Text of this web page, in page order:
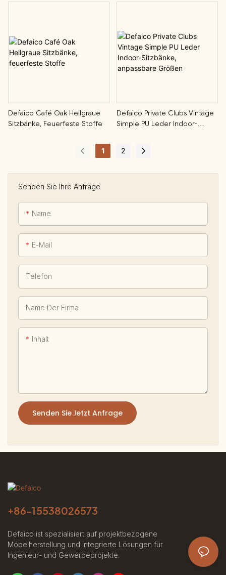
Senden Sie Ihre Anfrage
Name
E-Mail
Telefon
Name Der Firma
Inhalt
Senden Sie Jetzt Anfrage
Defaico Café Oak Hellgraue
Sitzbänke, Feuerfeste Stoffe
Defaico Private Clubs Vintage
Simple PU Leder Indoor-
1 2
+86-15538026573
Defaico ist spezialisiert auf projektbezogene
Möbelherstellung und integrierte Lösungen für
Ingenieur- und Gewerbeprojekte.